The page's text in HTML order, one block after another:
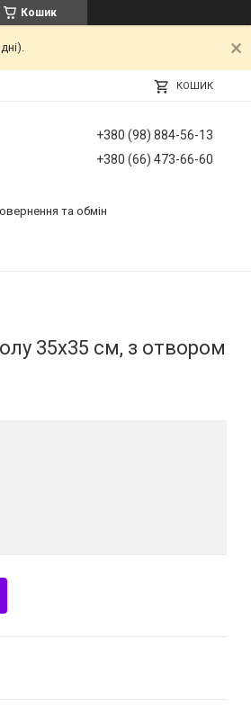
Кошик
КОШИК
+380 (98) 884-56-13
+380 (66) 473-66-60
та обмін
35х35 см, з отвором